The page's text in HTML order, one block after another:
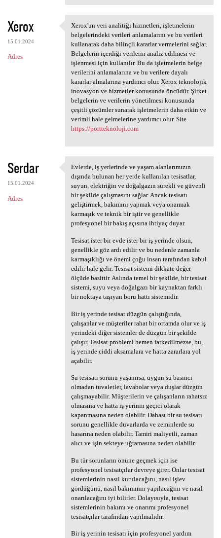
Xerox
15.01.2024
Adres
Xerox'un veri analitiği
Xerox'un veri analitiği hizmetleri, işletmelerin
belgelerindeki verileri anlamalarını ve bu verileri
kullanarak daha bilinçli kararlar vermelerini sağlar.
Belgelerin içerdiği verilerin analiz edilmesi ve
işlenmesi için kullanılır. Bu da işletmelerin belge
verilerini anlamalarına ve bu verilere dayalı
kararlar almalarına yardımcı olur. Xerox teknolojik
inovasyon ve hizmetler konusunda öncüdür. Şirket
belgelerin ve verilerin yönetilmesi konusunda
çeşitli çözümler sunarak işletmelerin daha etkin ve
verimli hale gelmelerine yardımcı olur. Site
https://portteknoloji.com
Serdar
15.01.2024
Adres
Evlerde, iş yerlerinde ve
Evlerde, iş yerlerinde ve yaşam alanlarımızın
dışında bulunan her yerde kullanılan tesisatlar,
suyun, elektriğin ve doğalgazın sürekli ve güvenli
bir şekilde çalışmasını sağlar. Ancak tesisatı
geliştirmek, bakımını yapmak veya onarmak
karmaşık ve teknik bir iştir ve genellikle
profesyonel bir bakış açısına ihtiyaç duyar.
Tesisat ister bir evde ister bir iş yerinde olsun,
genellikle göz ardı edilir ve bu nedenle zamanla
karmaşıklığı ve önemi çoğu insan tarafından kabul
edilir hale gelir. Tesisat sistemi dikkate değer
ölçüde basittir. Aslında temel bir şekilde, bir tesisat
sistemi, suyu veya doğalgazı bir kaynaktan farklı
bir noktaya taşıyan boru hattı sistemidir.
Bir iş yerinde tesisat düzgün çalıştığında,
çalışanlar ve müşteriler rahat bir ortamda olur ve iş
yerindeki diğer sistemler de düzgün bir şekilde
çalışır. Tesisat problemi hemen farkedilmezse, bu,
iş yerinde ciddi aksamalara ve hatta zararlara yol
açabilir.
Su tesisatı sorunu yaşanırsa, uygun su basıncı
olmadan tuvaletler, lavabolar veya duşlar düzgün
çalışmayabilir. Müşterilerin ve çalışanların rahatsız
olmasına ve hatta iş yerinin geçici olarak
kapanmasına neden olabilir. Dahası bir su tesisatı
sorunu genellikle duvarlarda ve zeminlerde su
hasarına neden olabilir. Tamiri maliyetli, zaman
alıcı ve işin sekteye uğramasına neden olabilir.
Bu tür sorunların önüne geçmek için ise
profesyonel tesisatçılar devreye girer. Onlar tesisat
sistemlerinin nasıl kurulacağını, nasıl işlev
gördüğünü, nasıl bakımının yapılacağını ve nasıl
onarılacağını iyi bilirler. Dolayısıyla, tesisat
sistemlerinin bakımı ve onarımı profesyonel
tesisatçılar tarafından yapılmalıdır.
Bir iş yerinin tesisatı için profesyonel yardım